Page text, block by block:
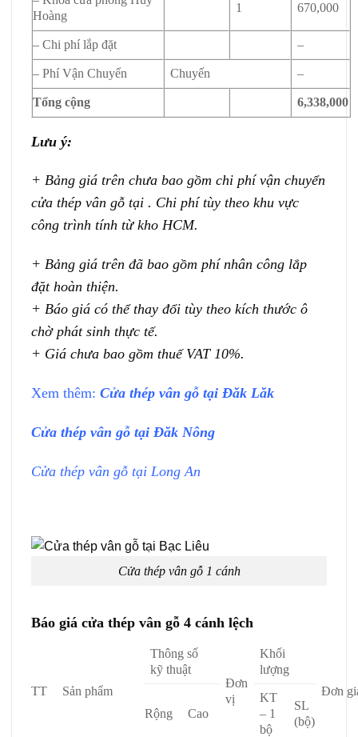
Hoàng
1 670,000
– Chi phí lắp đặt –
– Phí Vận Chuyển Chuyến –
Tổng cộng 6,338,000
Lưu ý:
+ Bảng giá trên chưa bao gồm chi phí vận chuyển
cửa thép vân gỗ tại . Chi phí tùy theo khu vực
công trình tính từ kho HCM.
+ Bảng giá trên đã bao gồm phí nhân công lắp
đặt hoàn thiện.
+ Báo giá có thể thay đổi tùy theo kích thước ô
chờ phát sinh thực tế.
+ Giá chưa bao gồm thuế VAT 10%.
Xem thêm: Cửa thép vân gỗ tại Đăk Lăk
Cửa thép vân gỗ tại Đăk Nông
Cửa thép vân gỗ tại Long An
Cửa thép vân gỗ 1 cánh
Báo giá cửa thép vân gỗ 4 cánh lệch
TT Sản phẩm
Thông số
kỹ thuật
Đơn
vị
Khối
lượng
Đơn
Rộng
Cao
KT
– 1
bộ
SL
(bộ)